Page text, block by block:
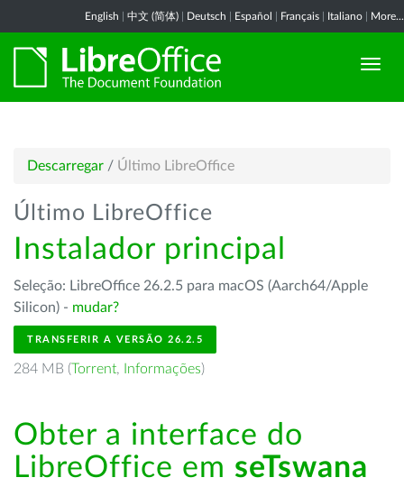
English 中文 (简体) Deutsch Español Français Italiano More...
Descarregar / Último LibreOffice
Último LibreOffice
Instalador principal
Seleção: LibreOffice 26.2.5 para macOS (Aarch64/Apple
Silicon) - mudar?
TRANSFERIR A VERSÃO 26.2.5
284 MB (Torrent, Informações)
Obter a interface do
LibreOffice em seTswana